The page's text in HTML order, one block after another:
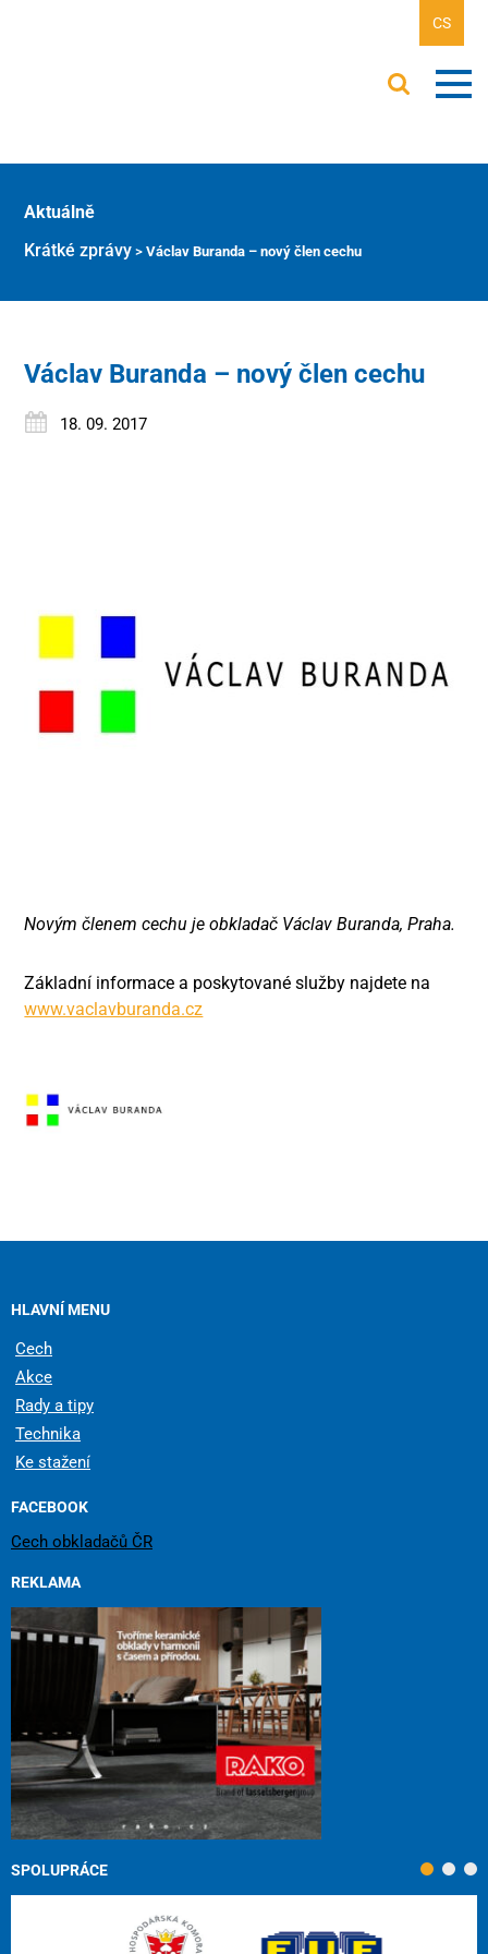
CS
Aktuálně
Krátké zprávy >Václav Buranda – nový člen cechu
Václav Buranda – nový člen cechu
18. 09. 2017
Novým členem cechu je obkladač Václav Buranda, Praha.
Základní informace a poskytované služby najdete na
www.vaclavburanda.cz
HLAVNÍ MENU
Cech
Akce
Rady a tipy
Technika
Ke stažení
FACEBOOK
Cech obkladačů ČR
REKLAMA
SPOLUPRÁCE